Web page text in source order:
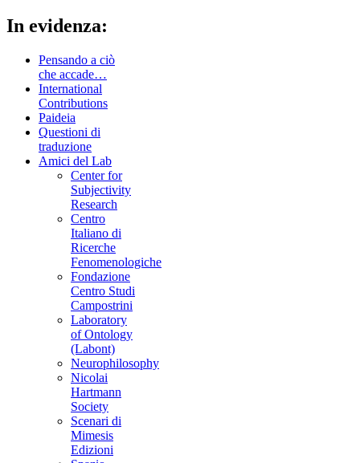
In evidenza:
Pensando a ciò
che accade…
International
Contributions
Paideia
Questioni di
traduzione
Amici del Lab
Center for
Subjectivity
Research
Centro
Italiano di
Ricerche
Fenomenologiche
Fondazione
Centro Studi
Campostrini
Laboratory
of Ontology
(Labont)
Neurophilosophy
Nicolai
Hartmann
Society
Scenari di
Mimesis
Edizioni